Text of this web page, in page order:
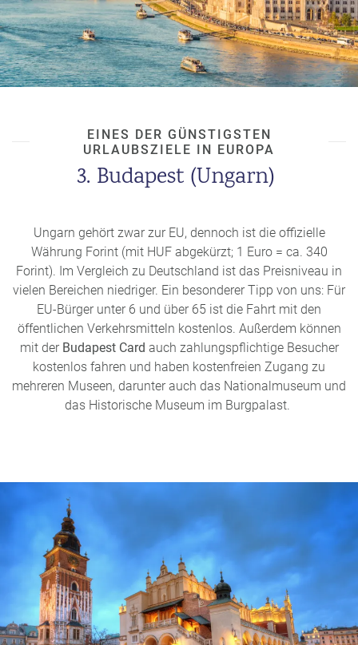
EINES DER GÜNSTIGSTEN
URLAUBSZIELE IN EUROPA
3. Budapest (Ungarn)
Ungarn gehört zwar zur EU, dennoch ist die offizielle
Währung Forint (mit HUF abgekürzt; 1 Euro = ca. 340
Forint). Im Vergleich zu Deutschland ist das Preisniveau in
vielen Bereichen niedriger. Ein besonderer Tipp von uns: Für
EU-Bürger unter 6 und über 65 ist die Fahrt mit den
öffentlichen Verkehrsmitteln kostenlos. Außerdem können
mit der Budapest Card auch zahlungspflichtige Besucher
kostenlos fahren und haben kostenfreien Zugang zu
mehreren Museen, darunter auch das Nationalmuseum und
das Historische Museum im Burgpalast.